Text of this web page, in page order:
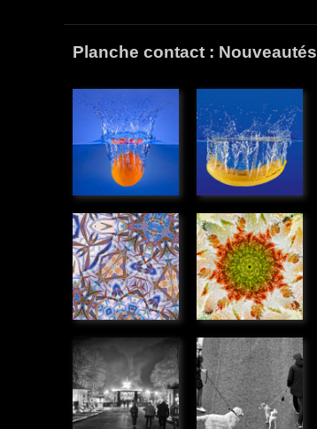
Planche contact : Nouveautés
Plouf
orange
» Illustations
Plouf
banane
» Illustations
Kaléidoscope
» Graphique
Rotation
végétale
» Graphique
Manége de
noël
» Humanité
Rencontre
» Humanité